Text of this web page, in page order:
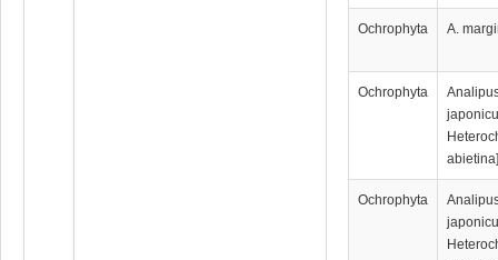
Ochrophyta A.
Ochrophyta
Ochrophyta